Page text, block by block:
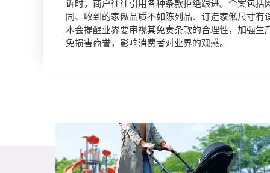
诉时，商户往往引用各种条款拒绝跟进。个案包括
同、收到的家俬品质不如陈列品、订造家俬尺寸有
本会提醒业界要审视其免责条款的合理性，加强生
免损害商誉，影响消费者对业界的观感。